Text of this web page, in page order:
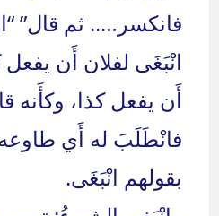
فانكسر….. ثم قال”
انْبَغَى لفلان أَن
أَن يفعل كذا،
فانْطَلَبَ له أَي
بقولهم انْبَغَى.